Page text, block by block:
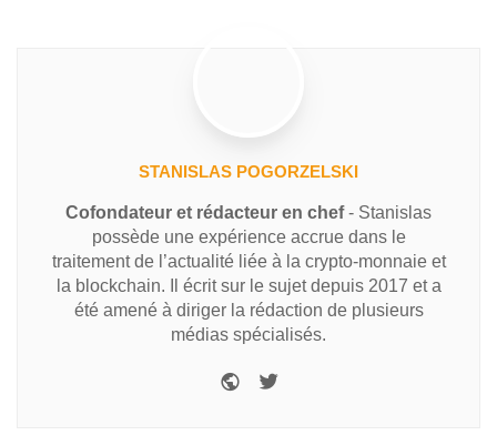
STANISLAS POGORZELSKI
Cofondateur et rédacteur en chef- Stanislas
possède une expérience accrue dans le
traitement de l’actualité liée à la crypto-monnaie et
la blockchain. Il écrit sur le sujet depuis 2017 et a
été amené à diriger la rédaction de plusieurs
médias spécialisés.